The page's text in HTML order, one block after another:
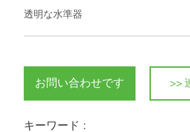
連絡します
透明な水準器
お問い合わせです >>
キーワード :